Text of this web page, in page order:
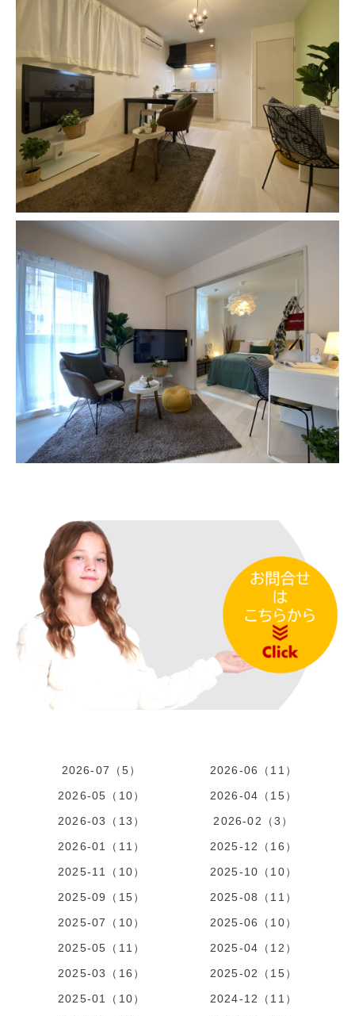
2026-07（5）
2026-06（11）
2026-05（10）
2026-04（15）
2026-03（13）
2026-02（3）
2026-01（11）
2025-12（16）
2025-11（10）
2025-10（10）
2025-09（15）
2025-08（11）
2025-07（10）
2025-06（10）
2025-05（11）
2025-04（12）
2025-03（16）
2025-02（15）
2025-01（10）
2024-12（11）